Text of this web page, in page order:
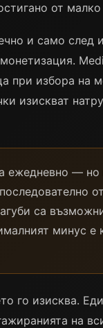
от
и само след
при избора на
изискват
ежедневно —
са
минус е
го изисква.
на